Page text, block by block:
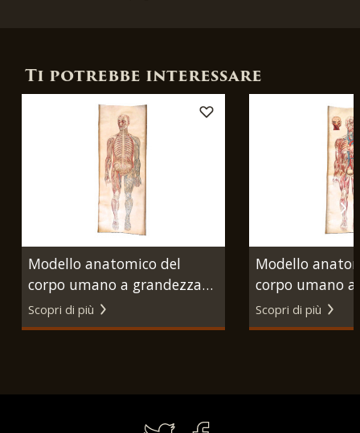
Ti potrebbe interessare
Modello anatomico del
corpo umano a grandezza
naturale. s.n.t.,, 1930-1940
circa.
Scopri di più
Modello
corpo umano a
naturale.
circa.
Scopri di più